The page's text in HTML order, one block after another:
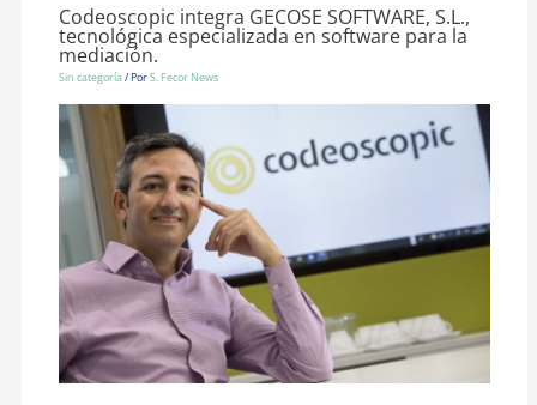
Codeoscopic integra GECOSE SOFTWARE, S.L.,
tecnológica especializada en software para la
mediación.
Sin categoría/ PorS. Fecor News